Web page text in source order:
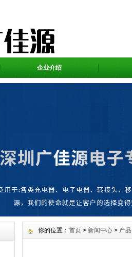
企业介绍
你的位置： 首页 > 新闻中心 > 产